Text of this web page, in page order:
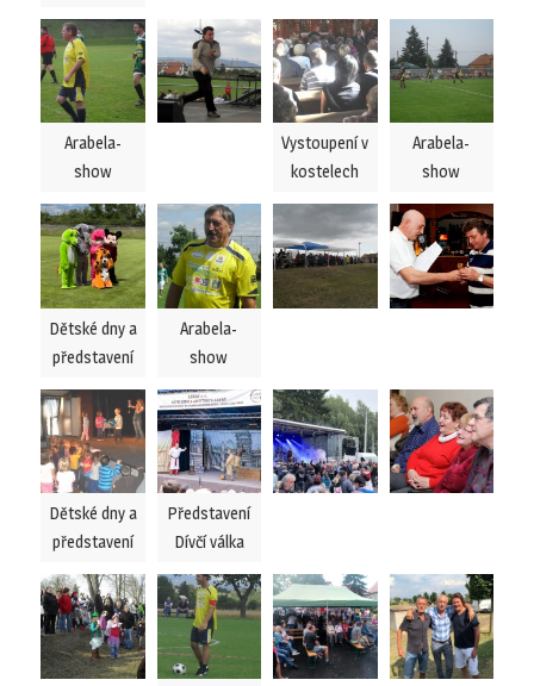
Arabela-
show
Vystoupení v
kostelech
Arabela-
show
Dětské dny a
představení
Arabela-
show
Dětské dny a
představení
Představení
Dívčí válka